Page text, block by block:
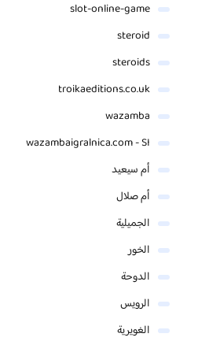
slot-online-game
steroid
steroids
troikaeditions.co.uk
wazamba
wazambaigralnica.com - SI
أم سيعيد
أم صلال
الجميلية
الخور
الدوحة
الرويس
الغويرية